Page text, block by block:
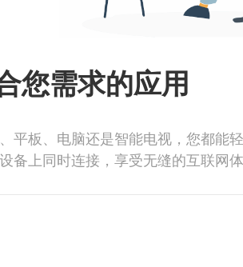
您需求的应用
板、电脑还是智能电视，您都能轻
备上同时连接，享受无缝的互联网体